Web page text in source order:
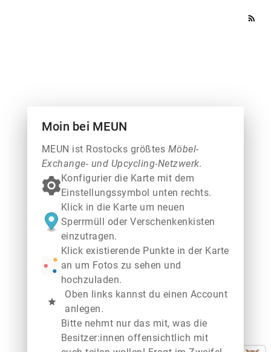
rss_feed
Moin bei MEUN
MEUN ist Rostocks größtes Möbel-
Exchange- und Upcycling-Netzwerk.
Konfigurier die Karte mit dem
Einstellungssymbol unten rechts.
Klick in die Karte um neuen
Sperrmüll oder Verschenkenkisten
einzutragen.
Klick existierende Punkte in der Karte
an um Fotos zu sehen und
hochzuladen.
star
Oben links kannst du einen Account
anlegen.
Bitte nehmt nur das mit, was die
Besitzer:innen offensichtlich mit